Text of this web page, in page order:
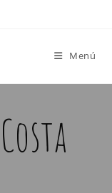
Menú